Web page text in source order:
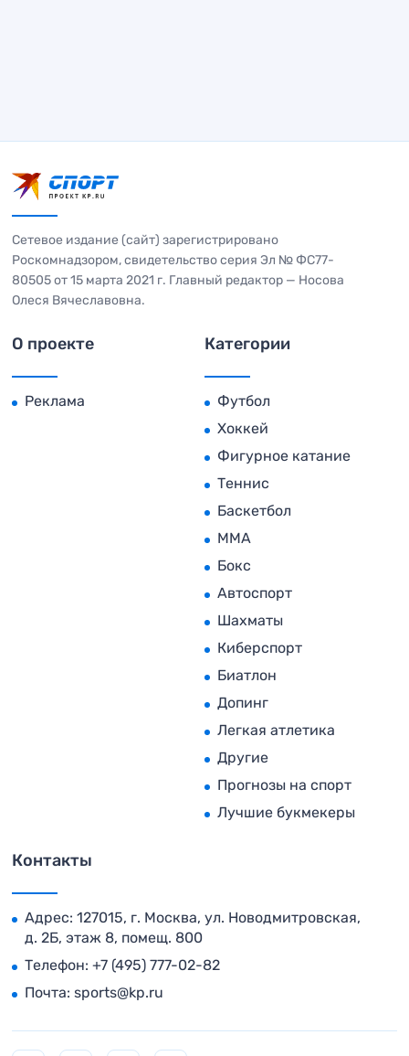
Сетевое издание (сайт) зарегистрировано
Роскомнадзором, свидетельство серия Эл № ФС77-
80505 от 15 марта 2021 г. Главный редактор — Носова
Олеся Вячеславовна.
О проекте
Реклама
Категории
Футбол
Хоккей
Фигурное катание
Теннис
Баскетбол
MMA
Бокс
Автоспорт
Шахматы
Киберспорт
Биатлон
Допинг
Легкая атлетика
Другие
Прогнозы на спорт
Лучшие букмекеры
Контакты
Адрес: 127015, г. Москва, ул. Новодмитровская,
д. 2Б, этаж 8, помещ. 800
Телефон: +7 (495) 777-02-82
Почта: sports@kp.ru